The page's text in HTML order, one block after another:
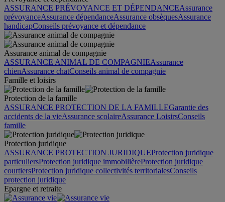
ASSURANCE PRÉVOYANCE ET DÉPENDANCEAssurance
prévoyanceAssurance dépendanceAssurance obsèquesAssurance
handicapConseils prévoyance et dépendance
Assurance animal de compagnie
ASSURANCE ANIMAL DE COMPAGNIEAssurance
chienAssurance chatConseils animal de compagnie
Famille et loisirs
Protection de la famille
ASSURANCE PROTECTION DE LA FAMILLEGarantie des
accidents de la vieAssurance scolaireAssurance LoisirsConseils
famille
Protection juridique
ASSURANCE PROTECTION JURIDIQUEProtection juridique
particuliersProtection juridique immobilièreProtection juridique
courtiersProtection juridique collectivités territorialesConseils
protection juridique
Epargne et retraite